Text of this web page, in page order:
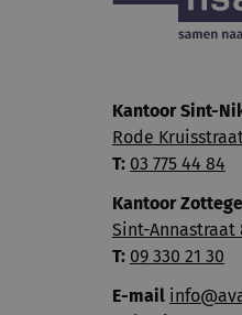
Kantoor Sint-
Rode
T: 03 775 44 84
Kantoor
Sint-Annastraat
T: 09 330 21 30
E-mail